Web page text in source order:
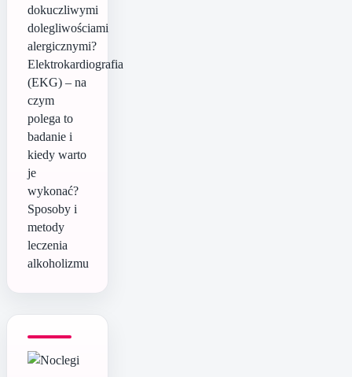
dokuczliwymi
dolegliwościami
alergicznymi?
Elektrokardiografia
(EKG) – na
czym
polega to
badanie i
kiedy warto
je
wykonać?
Sposoby i
metody
leczenia
alkoholizmu